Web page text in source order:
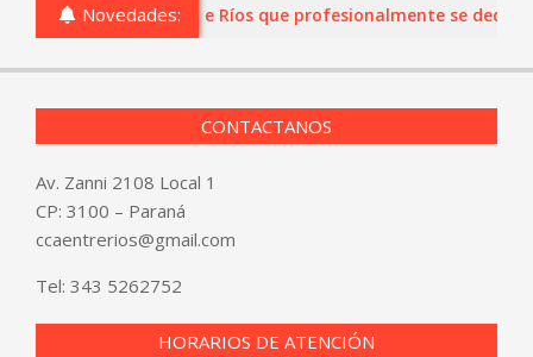
Novedades:
o comercios de Entre Ríos que profesionalmente se
CONTACTANOS
Av. Zanni 2108 Local 1
CP: 3100 – Paraná
ccaentrerios@gmail.com
Tel: 343 5262752
HORARIOS DE ATENCIÓN